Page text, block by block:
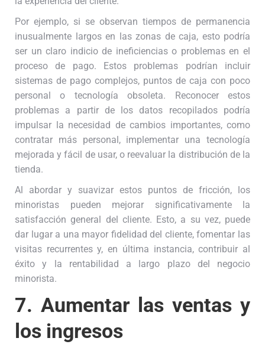
Por ejemplo, si se observan tiempos de permanencia
inusualmente largos en las zonas de caja, esto podría
ser un claro indicio de ineficiencias o problemas en el
proceso de pago. Estos problemas podrían incluir
sistemas de pago complejos, puntos de caja con poco
personal o tecnología obsoleta. Reconocer estos
problemas a partir de los datos recopilados podría
impulsar la necesidad de cambios importantes, como
contratar más personal, implementar una tecnología
mejorada y fácil de usar, o reevaluar la distribución de la
tienda.
Al abordar y suavizar estos puntos de fricción, los
minoristas pueden mejorar significativamente la
satisfacción general del cliente. Esto, a su vez, puede
dar lugar a una mayor fidelidad del cliente, fomentar las
visitas recurrentes y, en última instancia, contribuir al
éxito y la rentabilidad a largo plazo del negocio
minorista.
7. Aumentar las ventas y
los ingresos